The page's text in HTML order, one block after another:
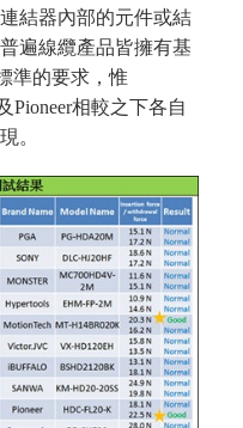
結器內部的元件或結
遍線纜產品皆擁有基
準的要求，惟
Pioneer相較之下各自
。